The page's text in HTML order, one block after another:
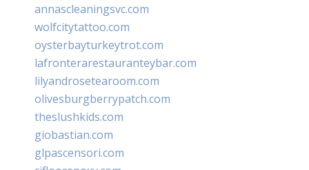
annascleaningsvc.com
wolfcitytattoo.com
oysterbayturkeytrot.com
lafronterarestauranteybar.com
lilyandrosetearoom.com
olivesburgberrypatch.com
theslushkids.com
giobastian.com
glpascensori.com